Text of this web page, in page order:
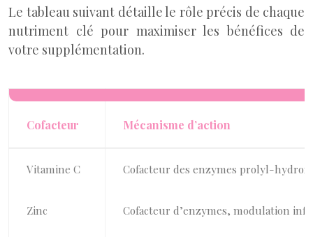
Le tableau suivant détaille le rôle précis de chaque
nutriment clé pour maximiser les bénéfices de
votre supplémentation.
Cofacteur Mécanisme d’action
Vitamine C Cofacteur des enzymes prolyl-
Zinc Cofacteur d’enzymes, modulation